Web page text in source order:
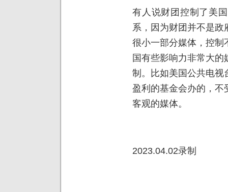
有人说财团控制了美
系，因为财团并不是
很小一部分媒体，控制
国有些影响力非常大
制。比如美国公共电视
盈利的基金会办的，不
客观的媒体。
2023.04.02录制